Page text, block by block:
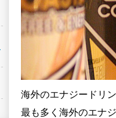
海外のエナジードリ
最も多く海外のエナ